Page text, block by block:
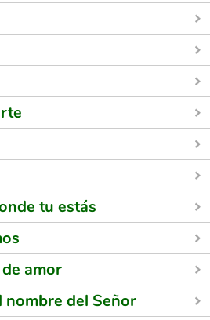
tu estás
amor
nombre del Señor